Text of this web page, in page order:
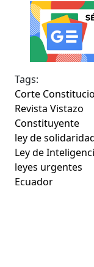
Tags:
Corte
Revista Vistazo
Constituyente
ley de
Ley de
leyes urgentes
Ecuador